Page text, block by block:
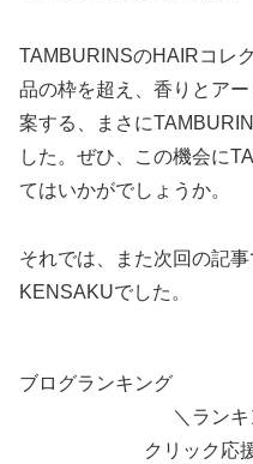
TAMBURINSのHAIRコレ
品の枠を超え、香りとア
案する、まさに
した。ぜひ、この機会に
てはいかがでしょうか。
それでは、また次回の記
KENSAKUでした。
ブログランキング
＼ラン
クリック応